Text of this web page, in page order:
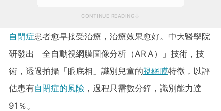
CONTINUE READING
自閉症患者愈早接受治療，治療效果愈好。中大醫學院
研發出「全自動視網膜圖像分析（ARIA）」技術，技
術，透過拍攝「眼底相」識別兒童的視網膜特徵，以評
估患有自閉症的風險 ，過程只需數分鐘，識別能力達
91％。